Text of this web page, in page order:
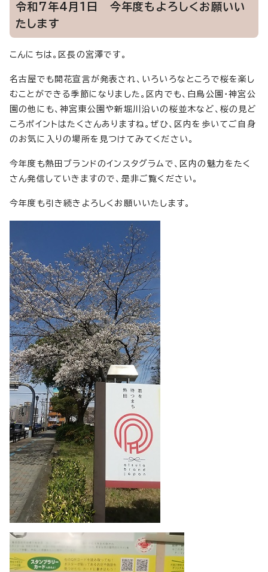
令和7年4月1日 今年度もよろしくお願いい
たします
こんにちは。区長の宮澤です。
名古屋でも開花宣言が発表され、いろいろなところで桜を楽し
むことができる季節になりました。区内でも、白鳥公園・神宮公
園の他にも、神宮東公園や新堀川沿いの桜並木など、桜の見ど
ころポイントはたくさんありますね。ぜひ、区内を歩いてご自身
のお気に入りの場所を見つけてみてください。
今年度も熱田ブランドのインスタグラムで、区内の魅力をたく
さん発信していきますので、是非ご覧ください。
今年度も引き続きよろしくお願いいたします。